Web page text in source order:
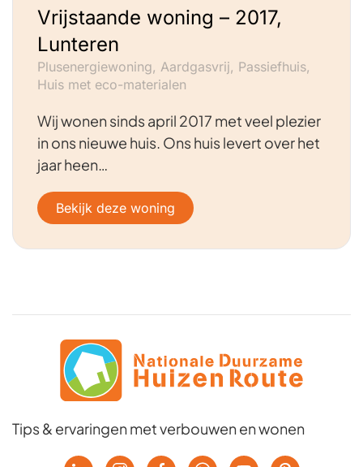
Vrijstaande woning – 2017,
Lunteren
Plusenergiewoning, Aardgasvrij, Passiefhuis,
Huis met eco-materialen
Wij wonen sinds april 2017 met veel plezier
in ons nieuwe huis. Ons huis levert over het
jaar heen…
Bekijk deze woning
Tips & ervaringen met verbouwen en wonen